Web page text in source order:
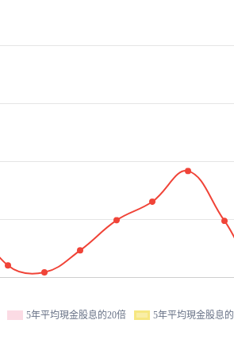
5年平均現金股息的20倍 5年平均現金股息